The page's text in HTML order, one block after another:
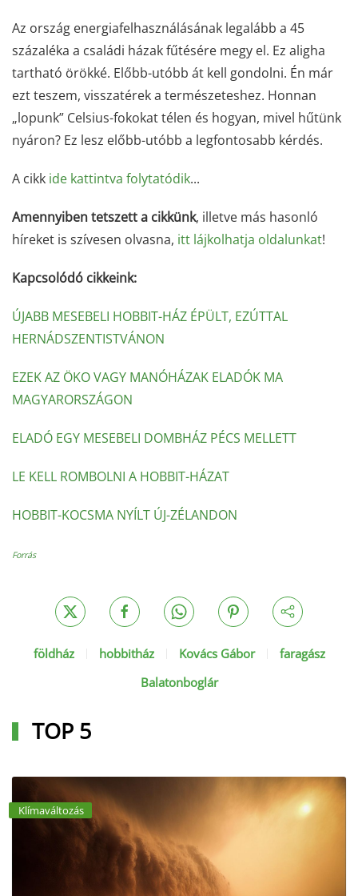
Az ország energiafelhasználásának legalább a 45
százaléka a családi házak fűtésére megy el. Ez aligha
tartható örökké. Előbb-utóbb át kell gondolni. Én már
ezt teszem, visszatérek a természeteshez. Honnan
„lopunk” Celsius-fokokat télen és hogyan, mivel hűtünk
nyáron? Ez lesz előbb-utóbb a legfontosabb kérdés.
A cikk ide kattintva folytatódik...
Amennyiben tetszett a cikkünk, illetve más hasonló
híreket is szívesen olvasna, itt lájkolhatja oldalunkat!
Kapcsolódó cikkeink:
ÚJABB MESEBELI HOBBIT-HÁZ ÉPÜLT, EZÚTTAL
HERNÁDSZENTISTVÁNON
EZEK AZ ÖKO VAGY MANÓHÁZAK ELADÓK MA
MAGYARORSZÁGON
ELADÓ EGY MESEBELI DOMBHÁZ PÉCS MELLETT
LE KELL ROMBOLNI A HOBBIT-HÁZAT
HOBBIT-KOCSMA NYÍLT ÚJ-ZÉLANDON
Forrás
földház hobbitház Kovács Gábor
faragász
Balatonboglár
TOP 5
Klímaváltozás